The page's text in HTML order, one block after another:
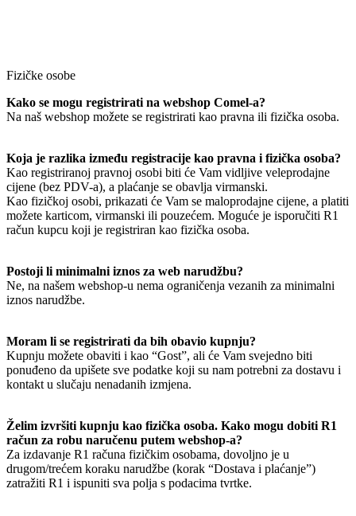
Fizičke osobe
Kako se mogu registrirati na webshop Comel-a?
Na naš webshop možete se registrirati kao pravna ili fizička osoba.
Koja je razlika između registracije kao pravna i fizička osoba?
Kao registriranoj pravnoj osobi biti će Vam vidljive veleprodajne
cijene (bez PDV-a), a plaćanje se obavlja virmanski.
Kao fizičkoj osobi, prikazati će Vam se maloprodajne cijene, a platiti
možete karticom, virmanski ili pouzećem. Moguće je isporučiti R1
račun kupcu koji je registriran kao fizička osoba.
Postoji li minimalni iznos za web narudžbu?
Ne, na našem webshop-u nema ograničenja vezanih za minimalni
iznos narudžbe.
Moram li se registrirati da bih obavio kupnju?
Kupnju možete obaviti i kao “Gost”, ali će Vam svejedno biti
ponuđeno da upišete sve podatke koji su nam potrebni za dostavu i
kontakt u slučaju nenadanih izmjena.
Želim izvršiti kupnju kao fizička osoba. Kako mogu dobiti R1
račun za robu naručenu putem webshop-a?
Za izdavanje R1 računa fizičkim osobama, dovoljno je u
drugom/trećem koraku narudžbe (korak “Dostava i plaćanje”)
zatražiti R1 i ispuniti sva polja s podacima tvrtke.